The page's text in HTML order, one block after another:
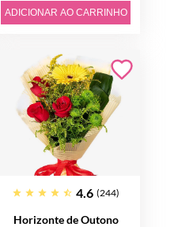
ADICIONAR AO CARRINHO
4.6 (244)
Horizonte de Outono